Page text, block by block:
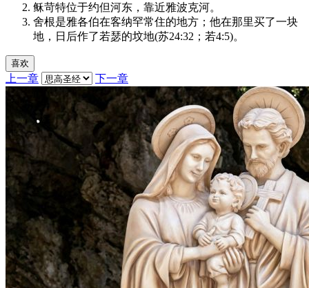
稣苛特位于约但河东，靠近雅波克河。
舍根是雅各伯在客纳罕常住的地方；他在那里买了一块
地，日后作了若瑟的坟地(苏24:32；若4:5)。
喜欢
上一章 下一章